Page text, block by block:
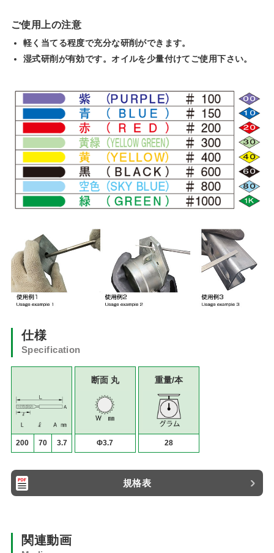
ご使用上の注意
軽く当てる程度で充分な研削ができます。
湿式研削が有効です。オイルを少量付けてご使用下さい。
仕様
Specification
200 70 3.7
断面 丸
Φ3.7
重量/本
28
規格表
関連動画